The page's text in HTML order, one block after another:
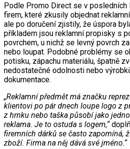
Podle Promo Direct se v posledních
firem, které zkusily objednat
ale po doručení zjistily, že úspora
příkladem jsou reklamní propisky s
povrchem, u nichž se levný povrch
nebo loupat. Podobné problémy se
potisku, zápachu materiálu, špatně
nedostatečné odolnosti nebo
dokumentace.
„Reklamní předmět má značku
klientovi po pár dnech loupe logo z
z hrnku nebo taška působí jako
reklama. Je to ostuda s logem,“
firemních dárků se často zapomíná,
zboží. Firma na něj dává své jméno.“